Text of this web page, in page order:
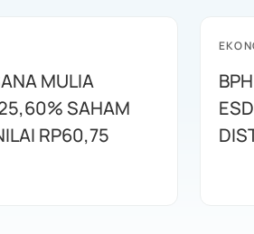
MULIA
SAHAM
RP60,75